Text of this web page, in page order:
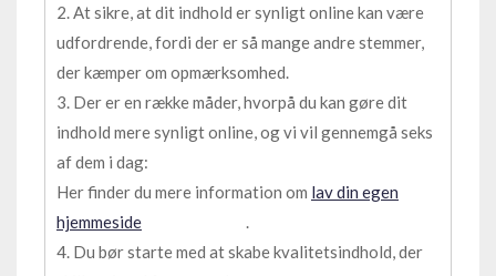
2. At sikre, at dit indhold er synligt online kan være
udfordrende, fordi der er så mange andre stemmer,
der kæmper om opmærksomhed.
3. Der er en række måder, hvorpå du kan gøre dit
indhold mere synligt online, og vi vil gennemgå seks
af dem i dag:
Her finder du mere information om lav din egen
hjemmeside
.
4. Du bør starte med at skabe kvalitetsindhold, der